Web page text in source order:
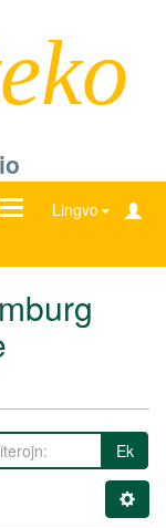
Lingvo
Ŝanĝu
Ek